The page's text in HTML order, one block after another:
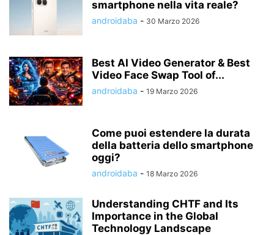
smartphone nella vita reale?
androidaba - 30 Marzo 2026
Best AI Video Generator & Best
Video Face Swap Tool of...
androidaba - 19 Marzo 2026
Come puoi estendere la durata
della batteria dello smartphone
oggi?
androidaba - 18 Marzo 2026
Understanding CHTF and Its
Importance in the Global
Technology Landscape